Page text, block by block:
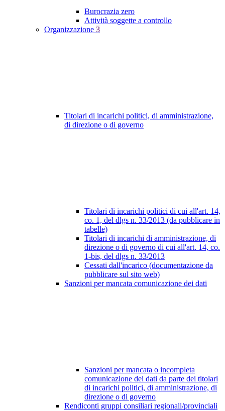
Burocrazia zero
Attività soggette a controllo
Organizzazione 3
Titolari di incarichi politici, di amministrazione,
di direzione o di governo
Titolari di incarichi politici di cui all'art. 14,
co. 1, del dlgs n. 33/2013 (da pubblicare in
tabelle)
Titolari di incarichi di amministrazione, di
direzione o di governo di cui all'art. 14, co.
1-bis, del dlgs n. 33/2013
Cessati dall'incarico (documentazione da
pubblicare sul sito web)
Sanzioni per mancata comunicazione dei dati
Sanzioni per mancata o incompleta
comunicazione dei dati da parte dei titolari
di incarichi politici, di amministrazione, di
direzione o di governo
Rendiconti gruppi consiliari regionali/provinciali